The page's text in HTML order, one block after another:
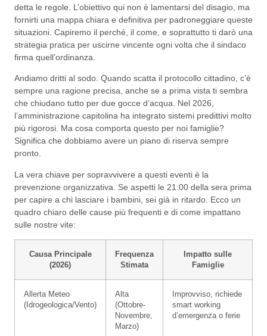
detta le regole. L’obiettivo qui non è lamentarsi del disagio, ma
fornirti una mappa chiara e definitiva per padroneggiare queste
situazioni. Capiremo il perché, il come, e soprattutto ti darò una
strategia pratica per uscirne vincente ogni volta che il sindaco
firma quell’ordinanza.
Andiamo dritti al sodo. Quando scatta il protocollo cittadino, c’è
sempre una ragione precisa, anche se a prima vista ti sembra
che chiudano tutto per due gocce d’acqua. Nel 2026,
l’amministrazione capitolina ha integrato sistemi predittivi molto
più rigorosi. Ma cosa comporta questo per noi famiglie?
Significa che dobbiamo avere un piano di riserva sempre
pronto.
La vera chiave per sopravvivere a questi eventi è la
prevenzione organizzativa. Se aspetti le 21:00 della sera prima
per capire a chi lasciare i bambini, sei già in ritardo. Ecco un
quadro chiaro delle cause più frequenti e di come impattano
sulle nostre vite:
Causa Principale
(2026)
Frequenza
Stimata
Impatto sulle
Famiglie
Allerta Meteo
(Idrogeologica/Vento)
Alta
(Ottobre-
Novembre,
Marzo)
Improvviso, richiede
smart working
d’emergenza o ferie